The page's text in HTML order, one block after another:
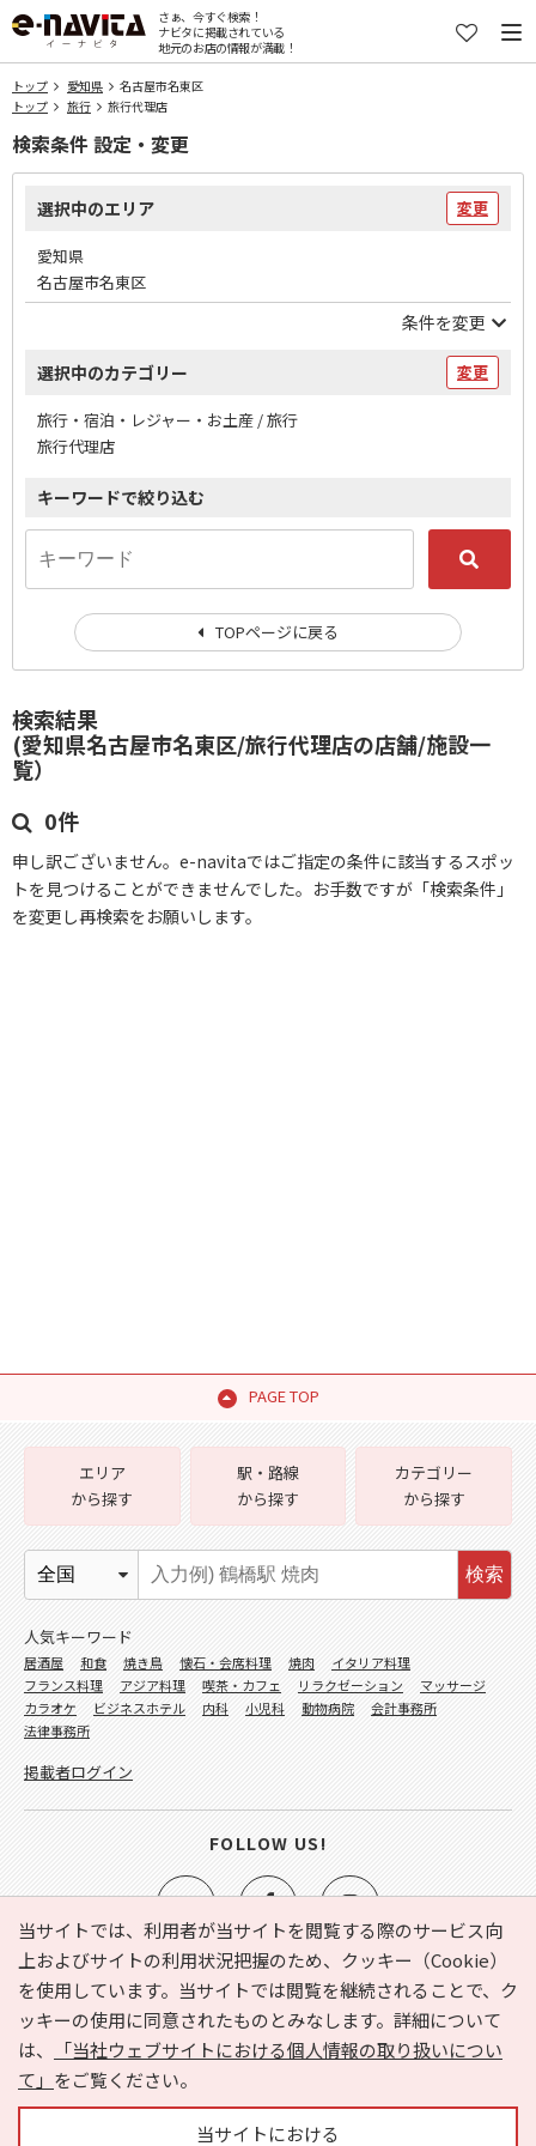
さぁ、今すぐ検索！
ナビタに掲載されている
地元のお店の情報が満載！
トップ 愛知県
名古屋市名東区
トップ
旅行 旅行代理店
検索結果
(愛知県名古屋市名東区/旅行代理店の店舗/施設一
覧）
0件
申し訳ございません。e-navitaではご指定の条件に該当するスポッ
トを見つけることができませんでした。お手数ですが「検索条件」
を変更し再検索をお願いします。
検索条件 設定・変更
選択中のエリア 変更
愛知県
名古屋市名東区
条件を変更
選択中のカテゴリー 変更
旅行・宿泊・レジャー・お土産 / 旅行
旅行代理店
キーワードで絞り込む
TOPページに戻る
PAGE TOP
当サイトでは、利用者が当サイトを閲覧する際のサービス向
上およびサイトの利用状況把握のため、クッキー（Cookie）
を使用しています。当サイトでは閲覧を継続されることで、ク
ッキーの使用に同意されたものとみなします。詳細について
は、
「当社ウェブサイトにおける個人情報の取り扱いについ
て」 をご覧ください。
当サイトにおける
e-NAVITA（イーナビタ）とは？ お気に入り
ヘルプ
利用規約
個人情報の取り扱いについて
運営会社
サイトマップ
広告掲載に関するお問い合わせ
エリア
から探す
駅・路線
から探す
カテゴリー
から探す
検索
人気キーワード
居酒屋 和食 焼き鳥 懐石・会席料理 焼肉
イタリア料理
フランス料理
アジア料理 喫茶・カフェ リラクゼーション
マッサージ
カラオケ
ビジネスホテル 内科 小児科 動物病院
会計事務所
法律事務所
掲載者ログイン
FOLLOW US!